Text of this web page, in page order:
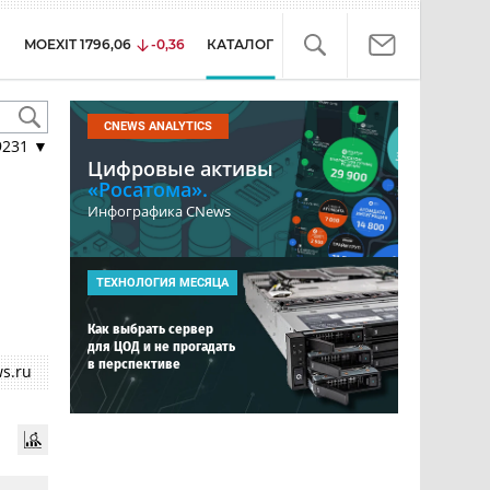
MOEXIT 1796,06 -0,36 КАТАЛОГ
▼
CNEWS ANALYTICS
Цифровые активы
«Росатома».
Инфографика CNews
ТЕХНОЛОГИЯ МЕСЯЦА
Как выбрать сервер
для ЦОД и не прогадать
в перспективе